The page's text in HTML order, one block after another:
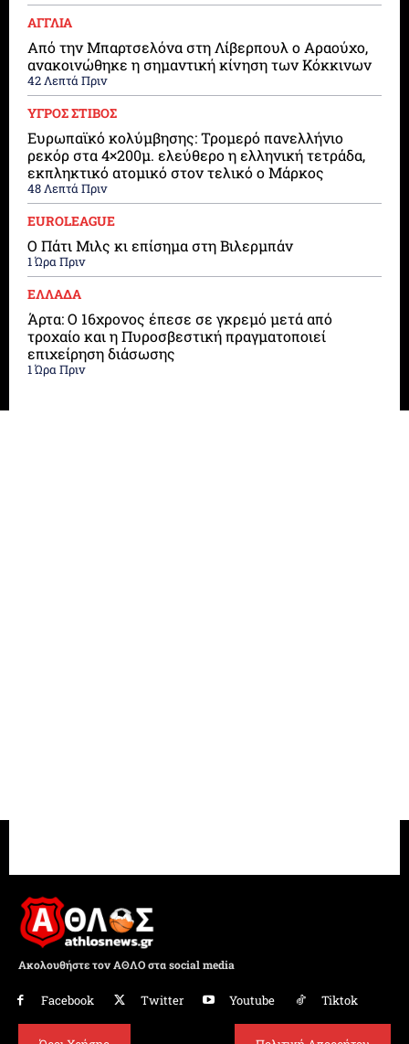
ΑΓΓΛΙΑ
Από την Μπαρτσελόνα στη Λίβερπουλ ο Αραούχο,
ανακοινώθηκε η σημαντική κίνηση των Κόκκινων
42 Λεπτά Πριν
ΥΓΡΟΣ ΣΤΙΒΟΣ
Ευρωπαϊκό κολύμβησης: Τρομερό πανελλήνιο
ρεκόρ στα 4×200μ. ελεύθερο η ελληνική τετράδα,
εκπληκτικό ατομικό στον τελικό ο Μάρκος
48 Λεπτά Πριν
EUROLEAGUE
Ο Πάτι Μιλς κι επίσημα στη Βιλερμπάν
1 Ώρα Πριν
ΕΛΛΑΔΑ
Άρτα: Ο 16χρονος έπεσε σε γκρεμό μετά από
τροχαίο και η Πυροσβεστική πραγματοποιεί
επιχείρηση διάσωσης
1 Ώρα Πριν
Ακολουθήστε τον ΑΘΛΟ στα social media
Facebook Twitter Youtube Tiktok